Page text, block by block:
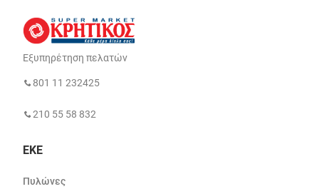
Εξυπηρέτηση πελατών
801 11 232425
210 55 58 832
ΕΚΕ
Πυλώνες